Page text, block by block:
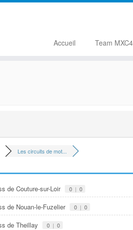
Accueil Team
Les circuits de mot...
de Couture-sur-Loir 0 | 0
de Nouan-le-Fuzelier 0 | 0
de Theillay 0 | 0